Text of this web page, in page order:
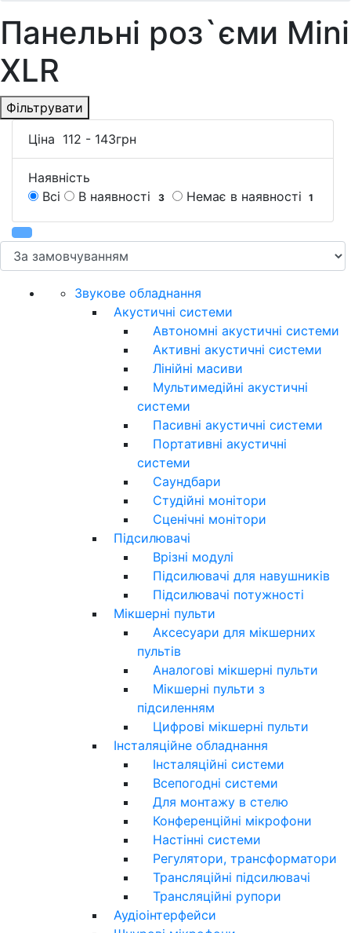
Панельні роз`єми Mini
XLR
Фільтрувати
Ціна 112 - 143грн
Наявність
Всі
В наявності 3 Немає в наявності 1
Звукове обладнання
Акустичні системи
Автономні акустичні системи
Активні акустичні системи
Лінійні масиви
Мультимедійні акустичні
системи
Пасивні акустичні системи
Портативні акустичні
системи
Саундбари
Студійні монітори
Сценічні монітори
Підсилювачі
Врізні модулі
Підсилювачі для навушників
Підсилювачі потужності
Мікшерні пульти
Аксесуари для мікшерних
пультів
Аналогові мікшерні пульти
Мікшерні пульти з
підсиленням
Цифрові мікшерні пульти
Інсталяційне обладнання
Інсталяційні системи
Всепогодні системи
Для монтажу в стелю
Конференційні мікрофони
Настінні системи
Регулятори, трансформатори
Трансляційні підсилювачі
Трансляційні рупори
Аудіоінтерфейси